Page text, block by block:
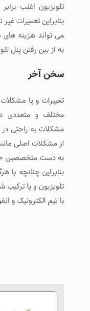
تلویزیون اغلب
بنابراین تعمیرات
می تواند هزینه
به از بین رفتن پنل
سخن آخر
تغییرات و یا
مختلف و متعددی
مشکلات به راحتی
از مشکلات اصلی
به دست متخصصین
بنابراین چنانچه با
تلویزیون و یا
با تیم الکترونیک و